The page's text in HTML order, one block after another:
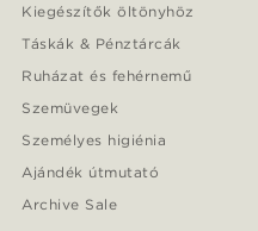
Kiegészítők öltönyhöz
Táskák & Pénztárcák
Ruházat és fehérnemű
Szemüvegek
Személyes higiénia
Ajándék útmutató
Archive Sale